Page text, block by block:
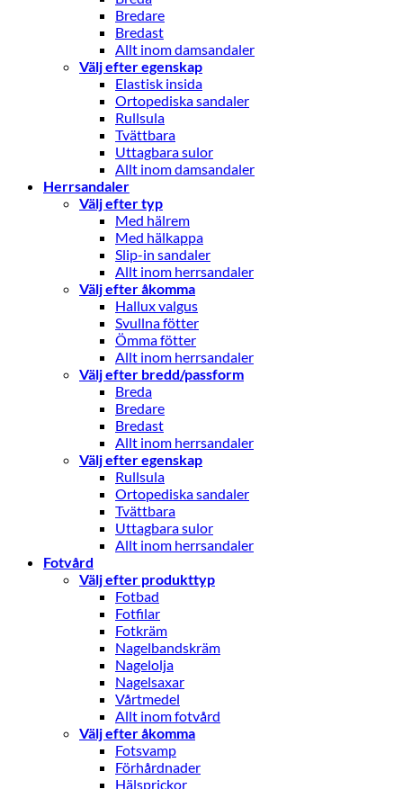
Bredare
Bredast
Allt inom damsandaler
Välj efter egenskap
Elastisk insida
Ortopediska sandaler
Rullsula
Tvättbara
Uttagbara sulor
Allt inom damsandaler
Herrsandaler
Välj efter typ
Med hälrem
Med hälkappa
Slip-in sandaler
Allt inom herrsandaler
Välj efter åkomma
Hallux valgus
Svullna fötter
Ömma fötter
Allt inom herrsandaler
Välj efter bredd/passform
Breda
Bredare
Bredast
Allt inom herrsandaler
Välj efter egenskap
Rullsula
Ortopediska sandaler
Tvättbara
Uttagbara sulor
Allt inom herrsandaler
Fotvård
Välj efter produkttyp
Fotbad
Fotfilar
Fotkräm
Nagelbandskräm
Nagelolja
Nagelsaxar
Vårtmedel
Allt inom fotvård
Välj efter åkomma
Fotsvamp
Förhårdnader
Hälsprickor